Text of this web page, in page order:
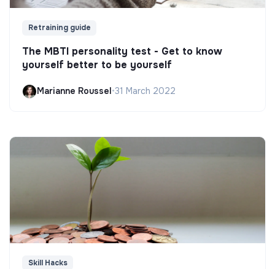
Retraining guide
The MBTI personality test - Get to know
yourself better to be yourself
Marianne Roussel•31 March 2022
Skill Hacks